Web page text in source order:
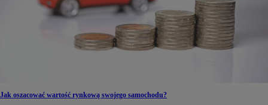
Jak oszacować wartość rynkową swojego samochodu?